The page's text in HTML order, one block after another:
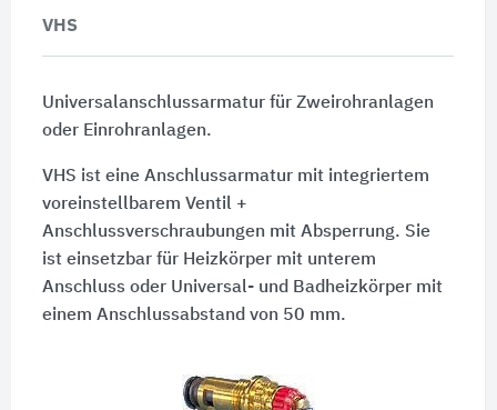
VHS
Universalanschlussarmatur für Zweirohranlagen
oder Einrohranlagen.
VHS ist eine Anschlussarmatur mit integriertem
voreinstellbarem Ventil +
Anschlussverschraubungen mit Absperrung. Sie
ist einsetzbar für Heizkörper mit unterem
Anschluss oder Universal- und Badheizkörper mit
einem Anschlussabstand von 50 mm.